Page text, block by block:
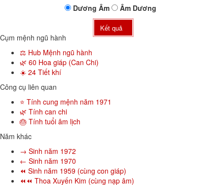
Dương Âm Âm Dương
Kết quả
Cụm mệnh ngũ hành
⚖️ Hub Mệnh ngũ hành
🌿 60 Hoa giáp (Can Chi)
☀️ 24 Tiết khí
Công cụ liên quan
⭐ Tính cung mệnh năm 1971
🌿 Tính can chi
🎂 Tính tuổi âm lịch
Năm khác
→ Sinh năm 1972
← Sinh năm 1970
⏪ Sinh năm 1959 (cùng con giáp)
⏪⏪ Thoa Xuyến Kim (cùng nạp âm)